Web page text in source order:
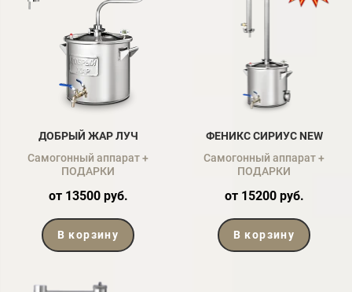
ДОБРЫЙ ЖАР ЛУЧ
Самогонный аппарат +
ПОДАРКИ
от 13500 руб.
В корзину
ФЕНИКС СИРИУС NEW
Самогонный аппарат +
ПОДАРКИ
от 15200 руб.
В корзину